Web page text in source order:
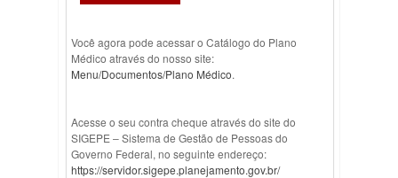
Você agora pode acessar o Catálogo do Plano
Médico através do nosso site:
Menu/Documentos/Plano Médico.
Acesse o seu contra cheque através do site do
SIGEPE – Sistema de Gestão de Pessoas do
Governo Federal, no seguinte endereço:
https://servidor.sigepe.planejamento.gov.br/